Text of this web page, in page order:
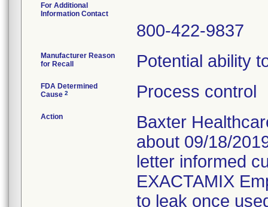
For Additional
Information Contact
800-422-9837
Manufacturer Reason
for Recall
Potential ability
FDA Determined
Cause 2 Process control
Action
Baxter
about 09/18/
letter informed
EXACTAMIX
to leak once